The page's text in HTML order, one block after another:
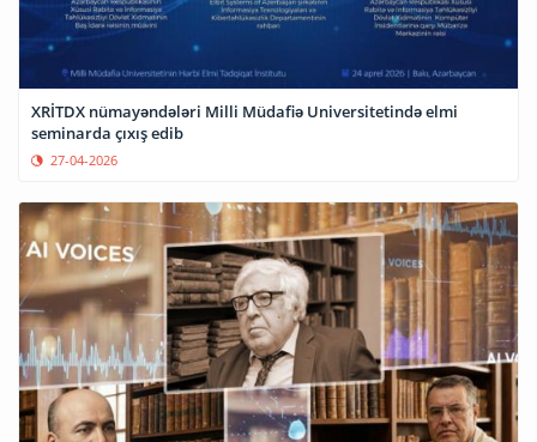
XRİTDX nümayəndələri Milli Müdafiə Universitetində elmi
seminarda çıxış edib
27-04-2026